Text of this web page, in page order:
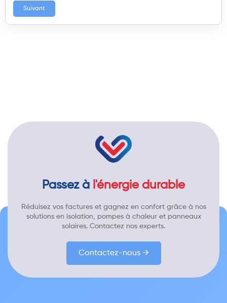
Suivant
Passez à l'énergie durable
Réduisez vos factures et gagnez en confort grâce à nos
solutions en isolation, pompes à chaleur et panneaux
solaires. Contactez nos experts.
Contactez-nous →